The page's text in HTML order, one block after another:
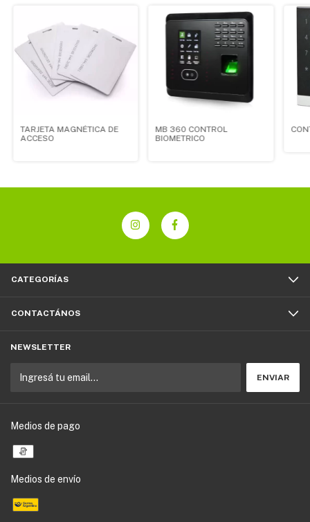
TARJETA MAGNÉTICA DE
ACCESO
MB 360 CONTROL
BIOMETRICO
CATEGORÍAS
CONTACTÁNOS
NEWSLETTER
Medios de pago
Medios de envío